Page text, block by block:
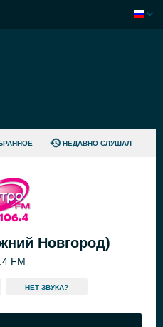
НЕДАВНО СЛУШАЛ
Новгород)
FM
HЕТ ЗВУКА?